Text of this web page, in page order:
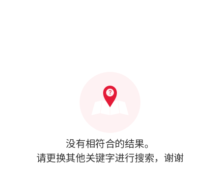
没有相符合的结果。
请更换其他关键字进行搜索，谢谢